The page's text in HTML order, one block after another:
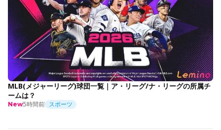
MLB(メジャーリーグ)球団一覧｜ア・リーグ/ナ・リーグの所属チ
ームは？
New5時間前 スポーツ